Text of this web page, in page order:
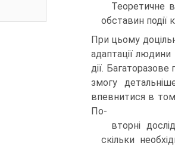
Теоретичне
обставин події
При цьому
адаптації
дії.
змогу
впевнитися в
По-
вторні
скільки